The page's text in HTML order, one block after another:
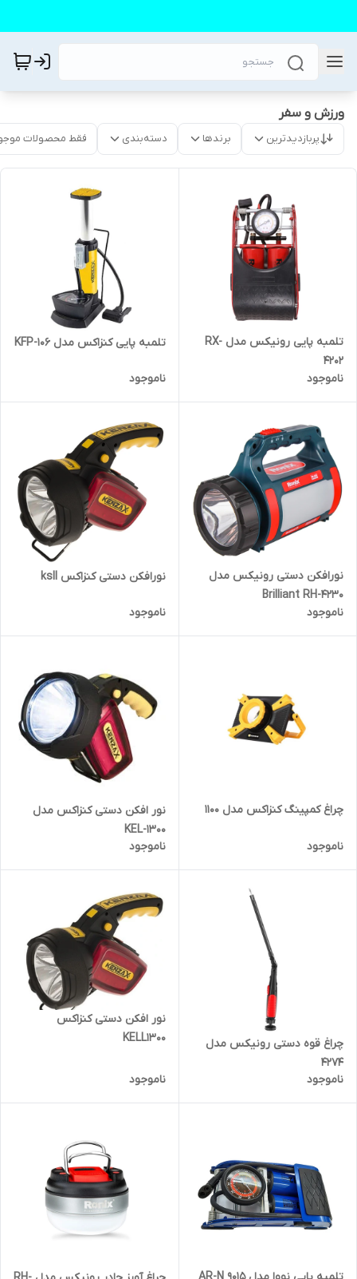
ورزش و سفر
پربازدیدترین برندها دسته‌بندی فقط محصولات
تلمبه پایی رونیکس مدل RX-
4202
ناموجود
تلمبه پایی کنزاکس مدل KFP-106
ناموجود
نورافکن دستی رونیکس مدل
Brilliant RH-4230
ناموجود
نورافکن دستی کنزاکس ksll
ناموجود
چراغ کمپینگ کنزاکس مدل 1100
ناموجود
نور افکن دستی کنزاکس مدل
KEL-1300
ناموجود
چراغ قوه دستی رونیکس مدل
4274
ناموجود
نور افکن دستی کنزاکس
KELL1300
ناموجود